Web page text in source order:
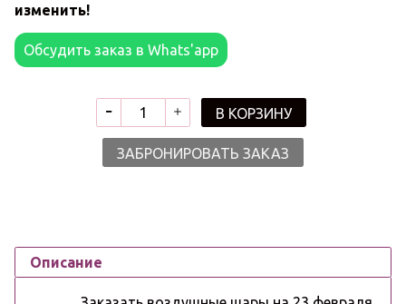
изменить!
Обсудить заказ в Whats'app
В КОРЗИНУ
ЗАБРОНИРОВАТЬ ЗАКАЗ
Описание